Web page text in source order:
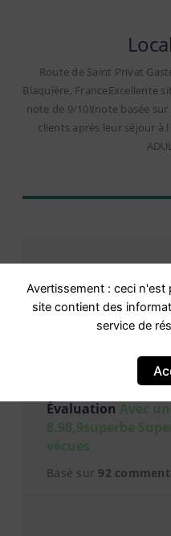
Route de Saint Privat
Blaquière, FranceExcellente
note de 9/10!(note basée
clients après leur séjour à
Évaluation Avec
8.98,9superbe
vécues
Basé sur 92
Avertissement : ceci n'est
site contient des
service de